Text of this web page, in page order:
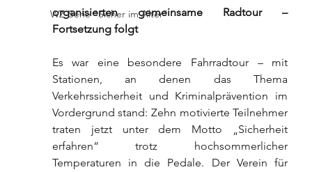
WZ-Serie "Sicher im Alter"
organisierten gemeinsame Radtour –
Fortsetzung folgt
Es war eine besondere Fahrradtour – mit
Stationen, an denen das Thema
Verkehrssicherheit und Kriminalprävention im
Vordergrund stand: Zehn motivierte Teilnehmer
traten jetzt unter dem Motto „Sicherheit
erfahren“ trotz hochsommerlicher
Temperaturen in die Pedale. Der Verein für